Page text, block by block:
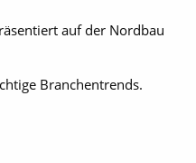
auf der Nordbau
Branchentrends.